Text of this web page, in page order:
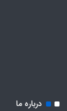
درباره ما